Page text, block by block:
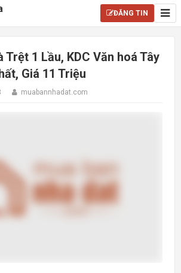
ĐĂNG TIN
Trệt 1 Lầu, KDC Văn hoá Tây
Giá 11 Triệu
muabannhadat.com